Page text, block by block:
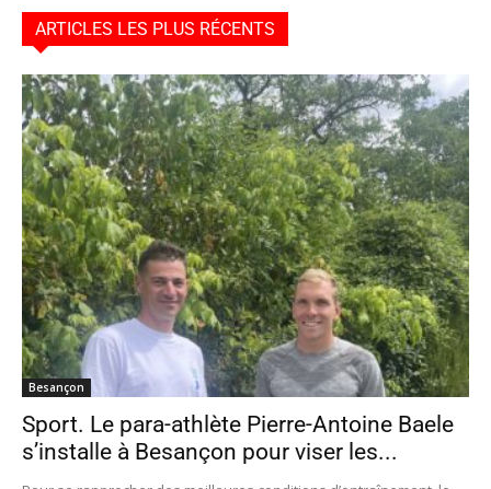
ARTICLES LES PLUS RÉCENTS
Besançon
Sport. Le para-athlète Pierre-Antoine Baele
s’installe à Besançon pour viser les...